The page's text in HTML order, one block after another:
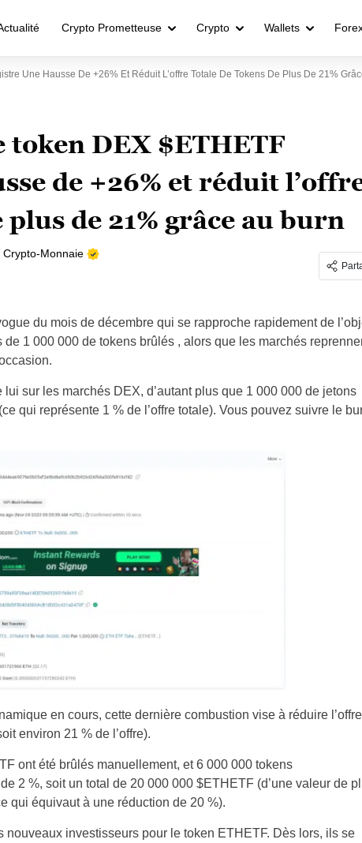
Crypto Prometteuse Crypto Wallets
Une Hausse De +26% Et Réduit L’offre Totale De Tokens De Plus De 21%
DEX $ETHETF
de +26% et réduit
de 21% grâce au burn
Monnaie
du mois de décembre qui se rapproche rapidement de
1 000 000 de tokens brûlés , alors que les marchés
sur les marchés DEX, d’autant plus que 1 000 000 de jetons
qui représente 1 % de l’offre totale). Vous pouvez suivre le
en cours, cette dernière combustion vise à réduire
environ 21 % de l’offre).
ont été brûlés manuellement, et 6 000 000 tokens
2 %, soit un total de 20 000 000 $ETHETF (d’une valeur de
qui équivaut à une réduction de 20 %).
nouveaux investisseurs pour le token ETHETF. Dès lors, ils se